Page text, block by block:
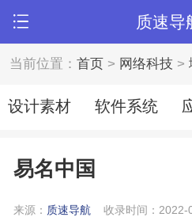
质速导
当前位置：首页 > 网络科技 >
设计素材 软件系统
易名中国
来源： 质速导航 收录时间：